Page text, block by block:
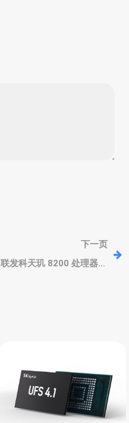
下一页
联发科天玑 8200 处理器将